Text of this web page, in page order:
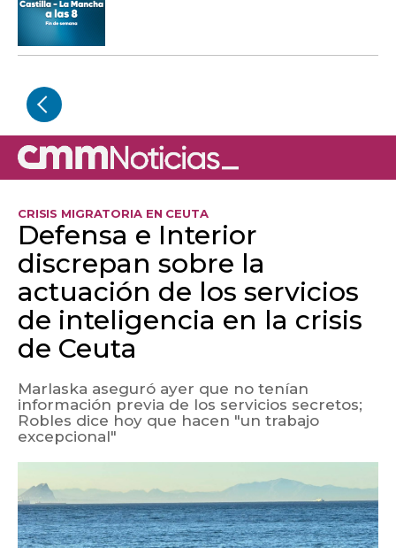
CRISIS MIGRATORIA EN CEUTA
Defensa e Interior
discrepan sobre la
actuación de los servicios
de inteligencia en la crisis
de Ceuta
Marlaska aseguró ayer que no tenían
información previa de los servicios secretos;
Robles dice hoy que hacen "un trabajo
excepcional"